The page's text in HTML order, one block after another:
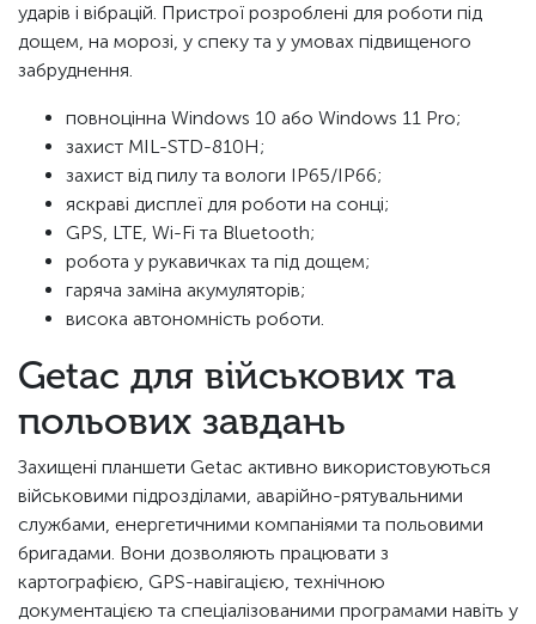
ударів і вібрацій. Пристрої розроблені для роботи під
дощем, на морозі, у спеку та у умовах підвищеного
забруднення.
повноцінна Windows 10 або Windows 11 Pro;
захист MIL-STD-810H;
захист від пилу та вологи IP65/IP66;
яскраві дисплеї для роботи на сонці;
GPS, LTE, Wi-Fi та Bluetooth;
робота у рукавичках та під дощем;
гаряча заміна акумуляторів;
висока автономність роботи.
Getac для військових та
польових завдань
Захищені планшети Getac активно використовуються
військовими підрозділами, аварійно-рятувальними
службами, енергетичними компаніями та польовими
бригадами. Вони дозволяють працювати з
картографією, GPS-навігацією, технічною
документацією та спеціалізованими програмами навіть у